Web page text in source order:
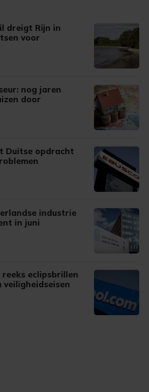
dreigt Rijn in
voor
nog jaren
door
Duitse opdracht
industrie
in juni
eclipsbrillen
veiligheidseisen